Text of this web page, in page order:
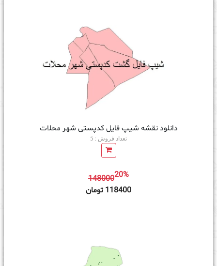
دانلود نقشه شیپ فایل کدپستی شهر محلات
تعداد فروش : 5
14800020%
118400 تومان